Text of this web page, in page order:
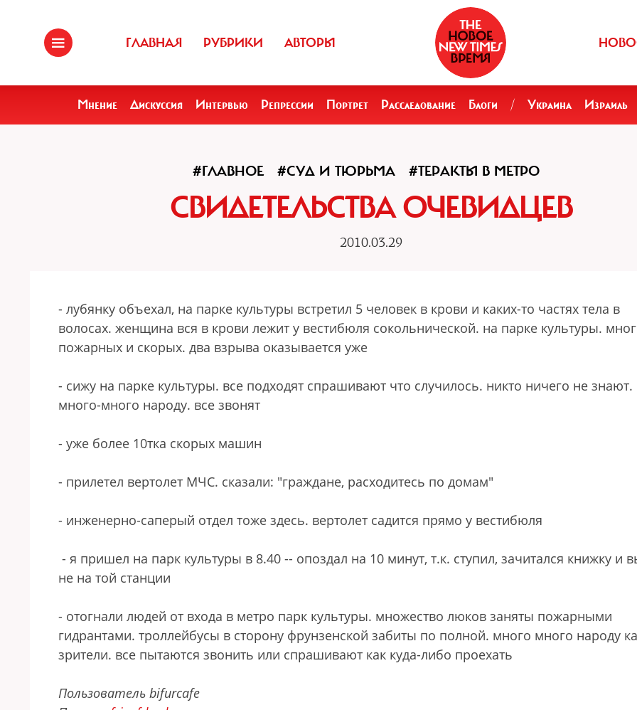
ГЛАВНАЯ РУБРИКИ АВТОРЫ
Мнение Дискуссия Интервью Репрессии Портрет Расследование Блоги / Украина Израиль
#ГЛАВНОЕ #СУД И ТЮРЬМА #ТЕРАКТЫ В МЕТРО
СВИДЕТЕЛЬСТВА ОЧЕВИДЦЕВ
2010.03.29
- лубянку объехал, на парке культуры встретил 5 человек в крови и каких-то частях тела в
волосах. женщина вся в крови лежит у вестибюля сокольнической. на парке культуры.
пожарных и скорых. два взрыва оказывается уже
- сижу на парке культуры. все подходят спрашивают что случилось. никто ничего не знают.
много-много народу. все звонят
- уже более 10тка скорых машин
- прилетел вертолет МЧС. сказали: "граждане, расходитесь по домам"
- инженерно-саперый отдел тоже здесь. вертолет садится прямо у вестибюля
- я пришел на парк культуры в 8.40 -- опоздал на 10 минут, т.к. ступил, зачитался книжку и
не на той станции
- отогнали людей от входа в метро парк культуры. множество люков заняты пожарными
гидрантами. троллейбусы в сторону фрунзенской забиты по полной. много много народу
зрители. все пытаются звонить или спрашивают как куда-либо проехать
Пользователь bifurcafe